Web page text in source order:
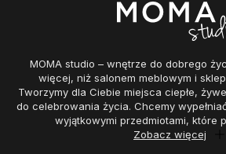
MOMA studio – wnętrze do dobrego
więcej, niż salonem meblowym i
Tworzymy dla Ciebie miejsca ciepłe,
do celebrowania życia. Chcemy
wyjątkowymi przedmiotami, które
Zobacz więcej